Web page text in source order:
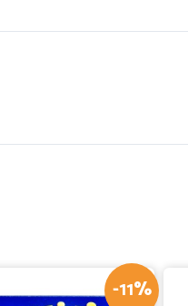
-11%